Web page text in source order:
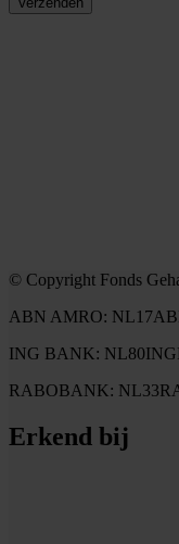
© Copyright Fonds
ABN AMRO:
ING BANK:
RABOBANK:
Erkend bij